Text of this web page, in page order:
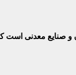
و صنایع معدنی‌